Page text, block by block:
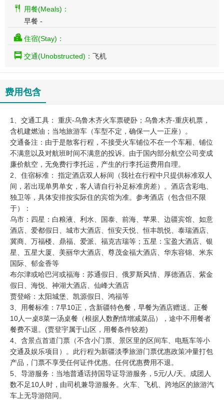
用餐(Meals)：
早餐 -
住宿(Stay)：
交通(Unobstructed)： 飞机
费用包含
​1、交通工具： 重庆-乌鲁木齐火车票硬卧；乌鲁木齐-重庆机票，
含机建燃油；当地旅游车（车型不定，确保一人一正座）。
交通备注：由于是散客行程，不接受火车铺位不在一个车厢、铺位
不满意以及对航班时间不满意的投诉。由于国内部分航空公司变成
廉价航空，无免费行李托运，产生的行李托运费用自理。
2、住宿标准： 指定酒店双人标间（我社在行程中只提供标准双人
间，若出现单男单女，客人请自行补足标准房差）。酒店含彩电、
独卫等，具体安排按实际住的宾馆为准。参考酒店（包含但不限
于）：
乌市：四星：白粮液、利水、国泰、前海、苹果、边疆宾馆、如意
酒店、爱都假日、城市大酒店、恒安天悦、恒丰凯悦、泰瑞酒店、
冀商、万福楼、鼎福、爱派、福克吉瑞等；五星：宝盈大酒店、银
星、五星大厦、美丽华大酒店、尊茂金福大酒店、华东容锦、米东
国际、郁金香等
布尔津或哈巴河或福海：苏通假日、俄罗斯风情、厚德酒店、紫金
假日、海悦、神湖大酒店、仙峰大酒店
贾登峪：太阳城堡、凯源假日、鸿福等
3、用餐标准：7早10正，含新疆特色餐，早餐为酒店赠送。正餐
10人一桌8菜一汤桌餐（根据人数酌情增减菜品），途中不用餐者
餐费不退。(贾登宇属于山区，用餐条件较差)
4、含景点首道门票（不含小门票、景区里的区间车、电瓶车等小
交通及娱乐项目）。此行程为新疆淡季旅游门票优惠政策冲量打包
产品，门票不享受任何证件优惠。任何优惠费用不退。
5、导游服务：当地普通话持国导证导游服务，5元/人/天。成团人
数不足10人时，由司机兼导游服务。火车、飞机、跨地区的旅游汽
车上无导游陪同。